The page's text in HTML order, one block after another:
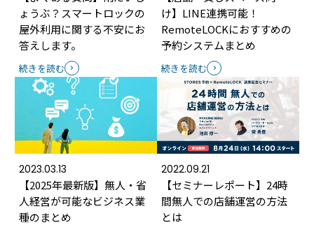
ょうぶ？スマートロックの
屋外利用に関する不安にお
答えします。
続きを読む
け】LINE連携可能！
RemoteLOCKにおすすめの
予約システムまとめ
続きを読む
2023.03.13
【2025年最新版】無人・省
人経営が可能なビジネス業
種のまとめ
2022.09.21
【セミナーレポート】24時
間無人での店舗運営の方法
とは